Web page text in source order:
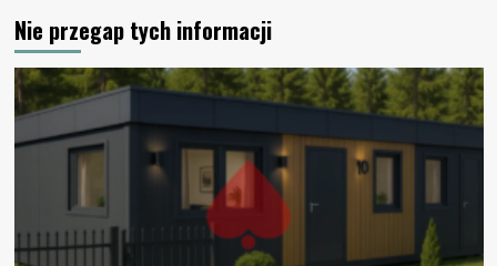
Nie przegap tych informacji